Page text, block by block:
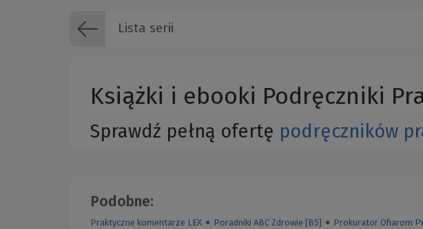
Lista serii
Książki i ebooki Podręczniki
Sprawdź pełną ofertę podręczników
Podobne:
Praktyczne komentarze LEX ● Poradniki ABC Zdrowie [B5] ● Prokurator Ofiarom